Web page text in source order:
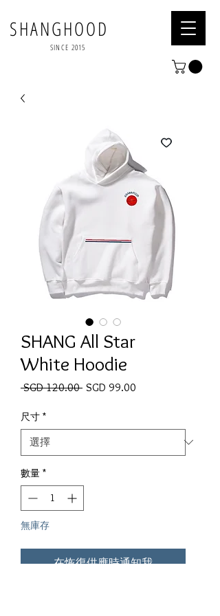
SHANGHOOD
SINCE 2015
SHANG All Star
White Hoodie
SGD 120.00 一般價格
SGD 99.00
尺寸 *
數量 *
無庫存
在恢復供應時通知我